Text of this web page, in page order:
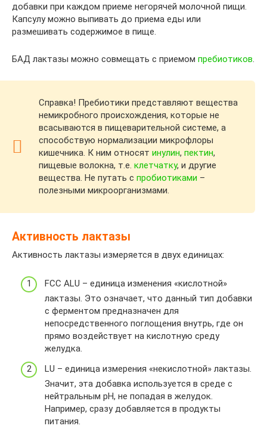
добавки при каждом приеме негорячей молочной пищи.
Капсулу можно выпивать до приема еды или
размешивать содержимое в пище.
БАД лактазы можно совмещать с приемом пребиотиков
Справка! Пребиотики представляют вещества
немикробного происхождения, которые не
всасываются в пищеварительной системе, а
способствую нормализации микрофлоры
кишечника. К ним относят инулин, пектин,
пищевые волокна, т.е. клетчатку, и другие
вещества. Не путать с пробиотиками –
полезными микроорганизмами.
Активность лактазы
Активность лактазы измеряется в двух единицах:
FCC ALU – единица изменения «кислотной»
лактазы. Это означает, что данный тип добавки
с ферментом предназначен для
непосредственного поглощения внутрь, где он
прямо воздействует на кислотную среду
желудка.
LU – единица измерения «некислотной» лактазы.
Значит, эта добавка используется в среде с
нейтральным pH, не попадая в желудок.
Например, сразу добавляется в продукты
питания.